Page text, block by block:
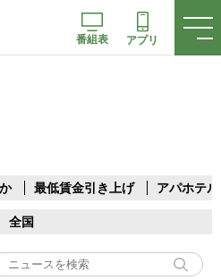
番組表 アプリ
最低賃金引き上げ アパホテル
全国